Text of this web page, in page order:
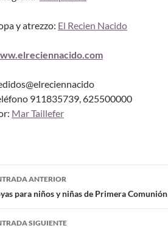
y atrezzo: El Recien Nacido
911835739, 625500000
Mar Taillefer
ANTERIOR
para niños y niñas de Primera Comunión
SIGUIENTE